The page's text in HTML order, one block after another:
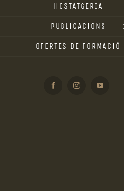
HOSTATGERIA
PUBLICACIONS
OFERTES DE FORMACIÓ
FacebookInstagramYouTube